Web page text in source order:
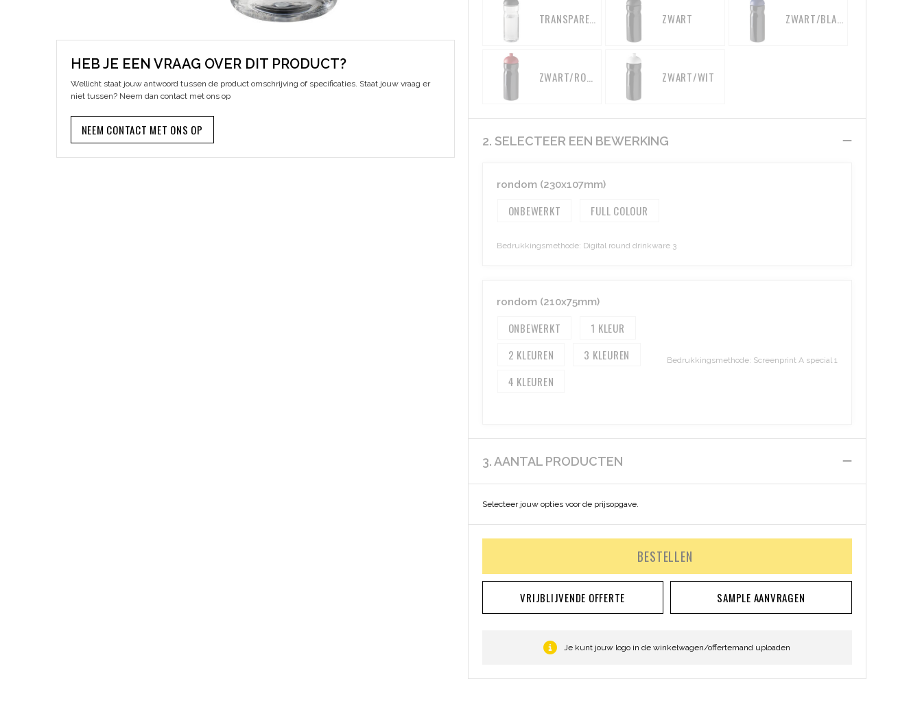
HEB JE EEN VRAAG OVER DIT PRODUCT?
Wellicht staat jouw antwoord tussen de product omschrijving of specificaties. Staat jouw vraag er
niet tussen? Neem dan contact met ons op
NEEM CONTACT MET ONS OP
ZWART
ZWART/WIT
2. SELECTEER EEN BEWERKING
rondom (230x107mm)
ONBEWERKT FULL COLOUR
Bedrukkingsmethode: Digital round drinkware 3
rondom (210x75mm)
ONBEWERKT
1
2
3
4
Bedrukkingsmethode: Screenprint A special 1
3. AANTAL PRODUCTEN
Selecteer jouw opties voor de prijsopgave.
BESTELLEN
VRIJBLIJVENDE OFFERTE SAMPLE AANVRAGEN
Je kunt jouw logo in de winkelwagen/offertemand uploaden